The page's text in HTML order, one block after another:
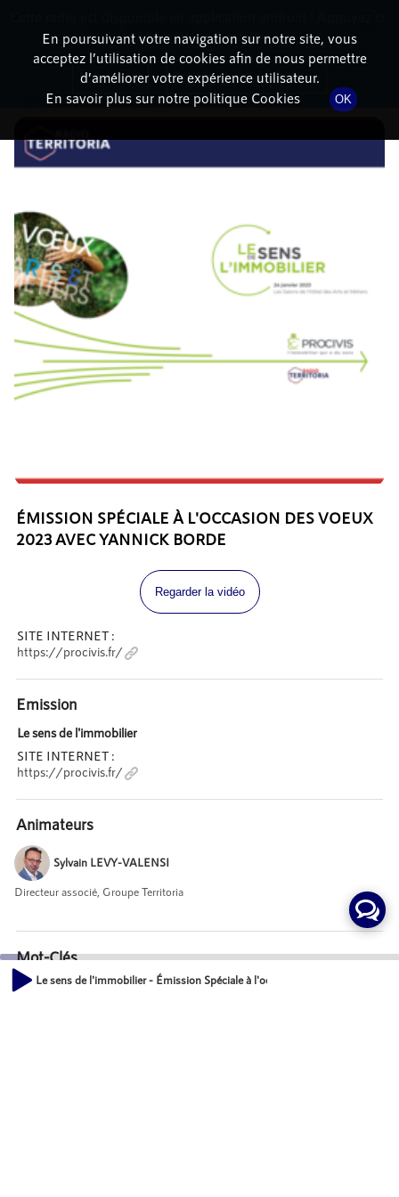
DÉTAILS DE L'ÉPISODE
25 janvier 2023à 15h25, durée : 17 minutes
ÉMISSION SPÉCIALE À L'OCCASION DES VOEUX
2023 AVEC YANNICK BORDE
Regarder la vidéo
SITE INTERNET :
https://procivis.fr/
Emission
Le sens de l'immobilier
SITE INTERNET :
https://procivis.fr/
Animateurs
Sylvain LEVY-VALENSI
Directeur associé, Groupe Territoria
Mot-Clés
Habitat
Le sens de l'immobilier - Émission Spéciale à l'occasion des voeux 2023
En poursuivant votre navigation sur notre site, vous
acceptez l’utilisation de cookies afin de nous permettre
d’améliorer votre expérience utilisateur.
En savoir plus sur notre politique Cookies
OK
dessous pour l'installer.
Non merci Télécharger l'application